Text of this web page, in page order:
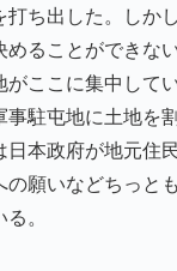
ち出した。しか
めることができな
がここに集中して
事駐屯地に土地を
日本政府が地元住
の願いなどちっと
。